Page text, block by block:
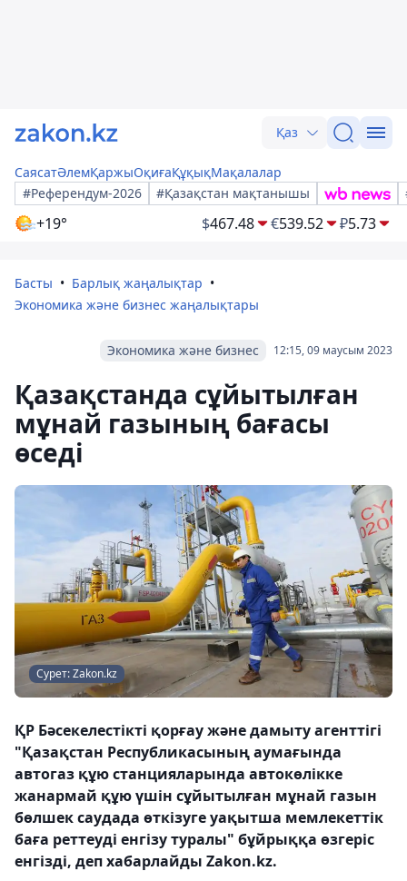
Қаз
СаясатӘлемҚаржыОқиғаҚұқықМақалалар
#Референдум-2026
#Қазақстан мақтанышы
+19° $467.48 €539.52 ₽5.73
Басты
Барлық жаңалықтар
Экономика және бизнес жаңалықтары
12:15, 09 маусым 2023
Экономика және бизнес
Қазақстанда сұйытылған
мұнай газының бағасы
өседі
Сурет: Zakon.kz
ҚР Бәсекелестікті қорғау және дамыту агенттігі
"Қазақстан Республикасының аумағында
автогаз құю станцияларында автокөлікке
жанармай құю үшін сұйытылған мұнай газын
бөлшек саудада өткізуге уақытша мемлекеттік
баға реттеуді енгізу туралы" бұйрыққа өзгеріс
енгізді, деп хабарлайды Zakon.kz.